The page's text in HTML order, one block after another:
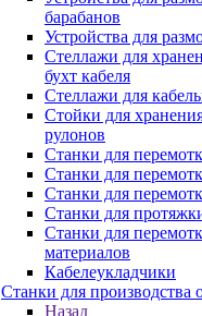
барабанов
Устройства для
Стеллажи для
бухт кабеля
Стеллажи для
Стойки для
рулонов
Станки для
Станки для
Станки для
Станки для
Станки для
материалов
Кабелеукладчики
Станки для производства
Назад